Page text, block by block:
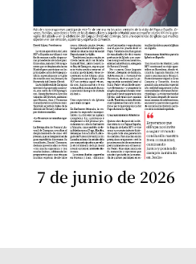
7 de junio de 2026